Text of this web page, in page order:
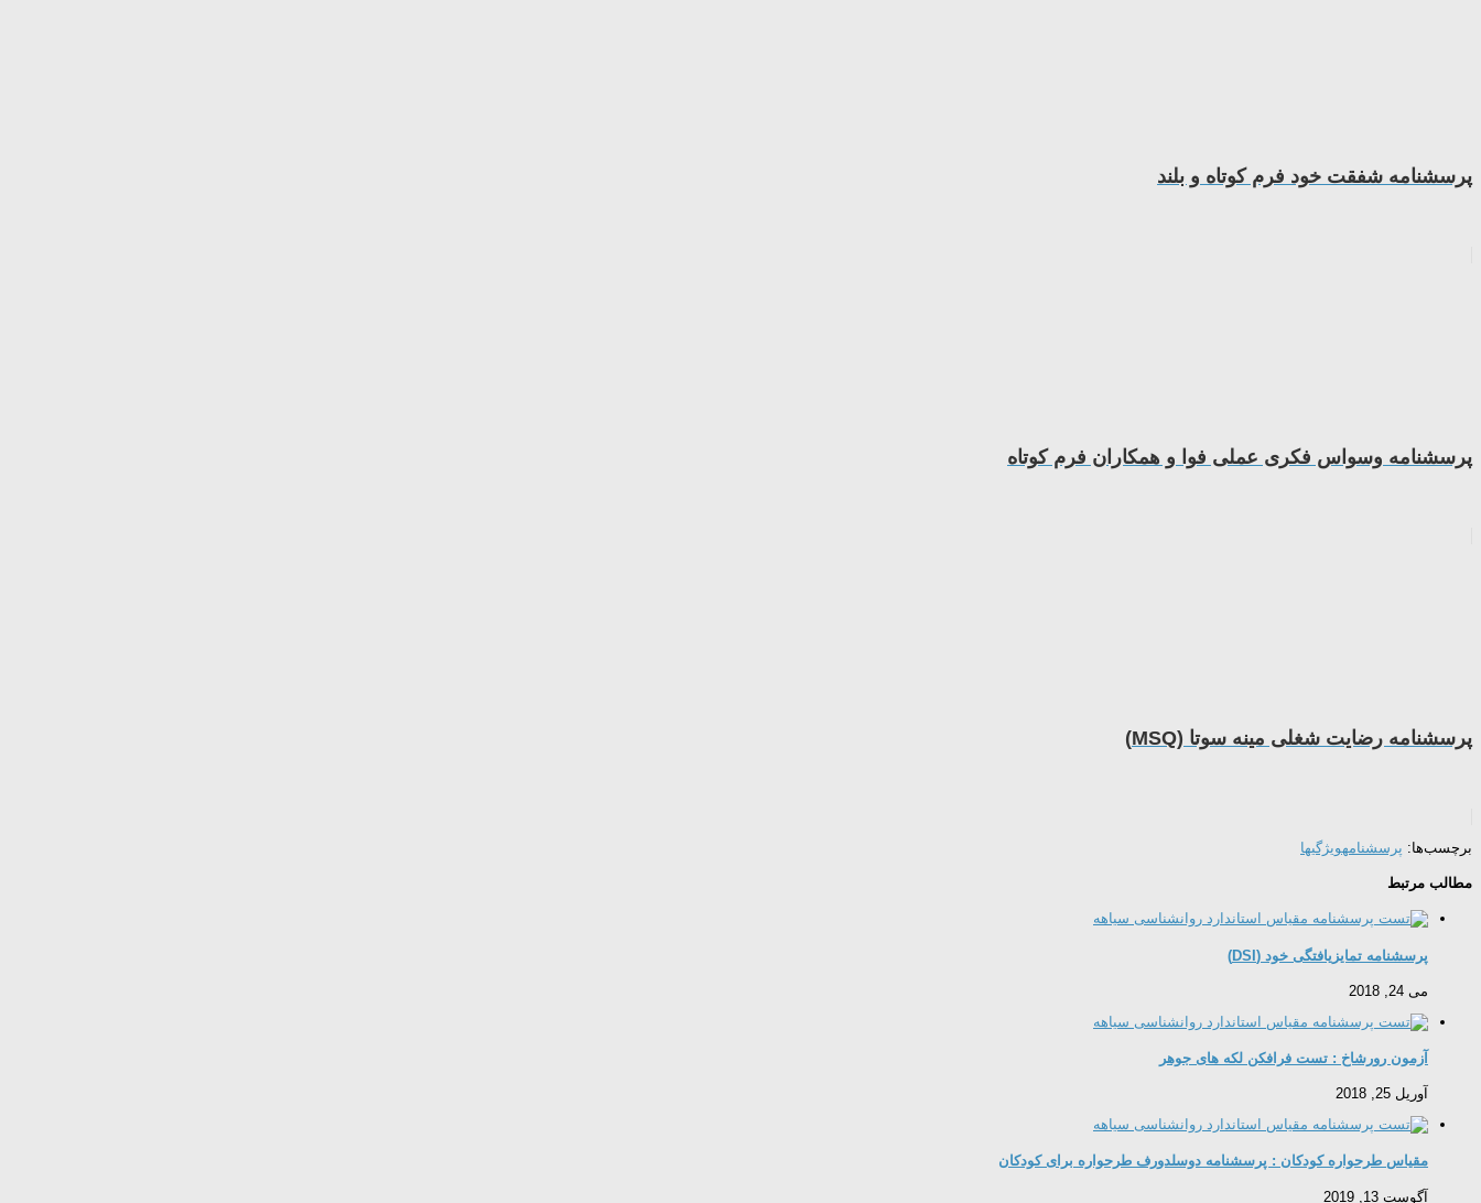
پرسشنامه شفقت خود فرم کوتاه و بلند
پرسشنامه وسواس فکری عملی فوا و همکاران فرم کوتاه
پرسشنامه رضایت شغلی مینه سوتا (MSQ)
برچسب‌ها: پرسشنامهویژگیها
مطالب مرتبط
پرسشنامه تمایزیافتگی خود (DSI)
می 24, 2018
آزمون رورشاخ : تست فرافکن لکه های جوهر
آوریل 25, 2018
مقیاس طرحواره کودکان : پرسشنامه دوسلدورف طرحواره برای کودکان
آگوست 13, 2019